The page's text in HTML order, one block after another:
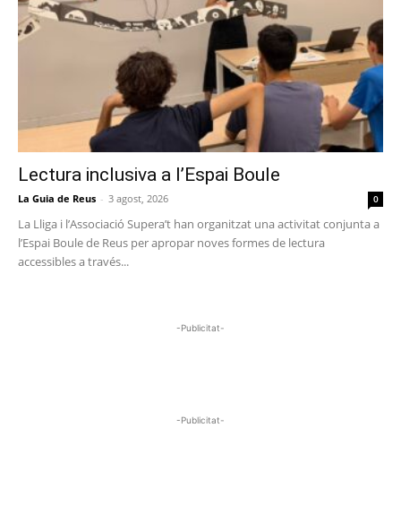
Lectura inclusiva a l’Espai Boule
La Guia de Reus - 3 agost, 2026 0
La Lliga i l’Associació Supera’t han organitzat una activitat conjunta a
l’Espai Boule de Reus per apropar noves formes de lectura
accessibles a través...
-Publicitat-
-Publicitat-